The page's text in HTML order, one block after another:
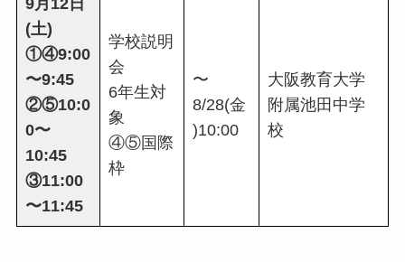
(土)
①④9:00
〜9:45
②⑤10:0
0〜
10:45
③11:00
〜11:45
学校説明
会
6年生対
象
④⑤国際
枠
〜
8/28(金
)10:00
大阪教育大学
附属池田中学
校